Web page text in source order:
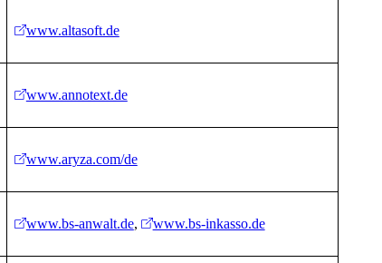
www.altasoft.de
www.annotext.de
www.aryza.com/de
www.bs-anwalt.de, www.bs-inkasso.de